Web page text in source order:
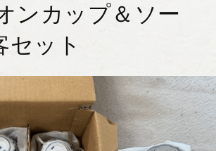
ンカップ＆ソー
セット